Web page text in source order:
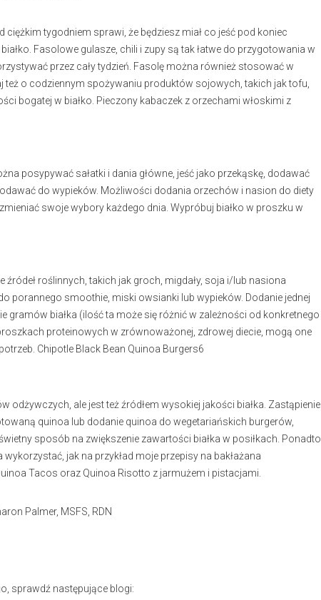
tygodniem sprawi, że będziesz miał co jeść pod koniec
Fasolowe gulasze, chili i zupy są tak łatwe do przygotowania w
przez cały tydzień. Fasolę można również stosować w
też o codziennym spożywaniu produktów sojowych, takich jak tofu,
bogatej w białko. Pieczony kabaczek z orzechami włoskimi z
posypywać sałatki i dania główne, jeść jako przekąskę, dodawać
do wypieków. Możliwości dodania orzechów i nasion do diety
swoje wybory każdego dnia. Wypróbuj białko w proszku w
roślinnych, takich jak groch, migdały, soja i/lub nasiona
porannego smoothie, miski owsianki lub wypieków. Dodanie jednej
gramów białka (ilość ta może się różnić w zależności od konkretnego
proteinowych w zrównoważonej, zdrowej diecie, mogą one
Chipotle Black Bean Quinoa Burgers6
odżywczych, ale jest też źródłem wysokiej jakości białka. Zastąpienie
quinoa lub dodanie quinoa do wegetariańskich burgerów,
sposób na zwiększenie zawartości białka w posiłkach. Ponadto
jak na przykład moje przepisy na bakłażana
Tacos oraz Quinoa Risotto z jarmużem i pistacjami.
Palmer, MSFS, RDN
sprawdź następujące blogi: